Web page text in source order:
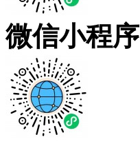
微信小程序